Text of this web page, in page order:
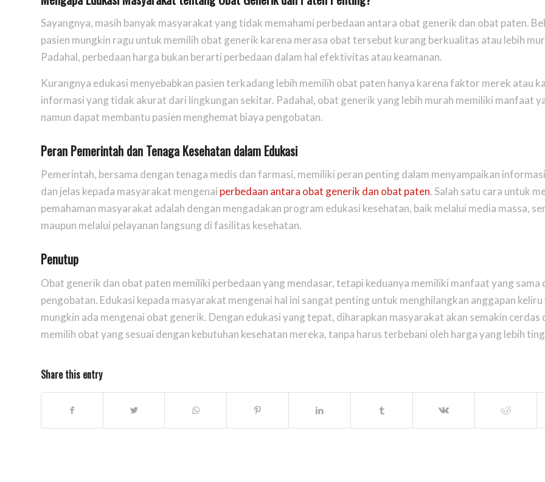
Sayangnya, masih banyak masyarakat yang tidak memahami perbedaan antara obat generik dan obat paten.
pasien mungkin ragu untuk memilih obat generik karena merasa obat tersebut kurang berkualitas atau lebih
Padahal, perbedaan harga bukan berarti perbedaan dalam hal efektivitas atau keamanan.
Kurangnya edukasi menyebabkan pasien terkadang lebih memilih obat paten hanya karena faktor merek atau
informasi yang tidak akurat dari lingkungan sekitar. Padahal, obat generik yang lebih murah memiliki manfaat
namun dapat membantu pasien menghemat biaya pengobatan.
Peran Pemerintah dan Tenaga Kesehatan dalam Edukasi
Pemerintah, bersama dengan tenaga medis dan farmasi, memiliki peran penting dalam menyampaikan
dan jelas kepada masyarakat mengenai perbedaan antara obat generik dan obat paten. Salah satu cara untuk
pemahaman masyarakat adalah dengan mengadakan program edukasi kesehatan, baik melalui media massa,
maupun melalui pelayanan langsung di fasilitas kesehatan.
Penutup
Obat generik dan obat paten memiliki perbedaan yang mendasar, tetapi keduanya memiliki manfaat yang sama
pengobatan. Edukasi kepada masyarakat mengenai hal ini sangat penting untuk menghilangkan anggapan keliru
mungkin ada mengenai obat generik. Dengan edukasi yang tepat, diharapkan masyarakat akan semakin cerdas
memilih obat yang sesuai dengan kebutuhan kesehatan mereka, tanpa harus terbebani oleh harga yang lebih
Share this entry